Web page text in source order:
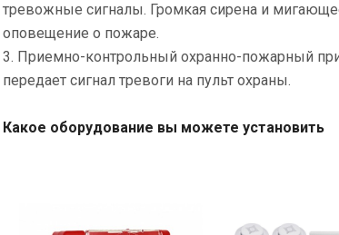
тревожные сигналы. Громкая сирена и
оповещение о пожаре.
3. Приемно-контрольный охранно-пожарный
передает сигнал тревоги на пульт охраны.
Какое оборудование вы можете установить